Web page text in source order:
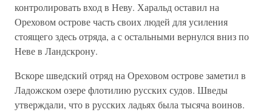
контролировать вход в Неву. Харальд оставил на
Ореховом острове часть своих людей для усиления
стоящего здесь отряда, а с остальными вернулся вниз по
Неве в Ландскрону.
Вскоре шведский отряд на Ореховом острове заметил в
Ладожском озере флотилию русских судов. Шведы
утверждали, что в русских ладьях была тысяча воинов.